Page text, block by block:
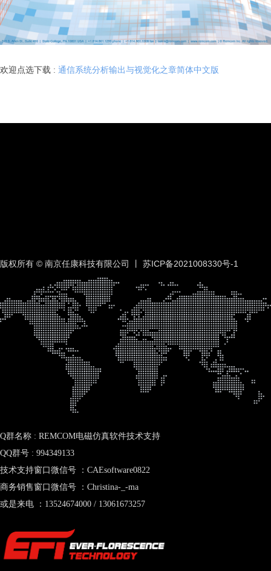
欢迎点选下载 : 通信系统分析输出与视觉化之章简体中文版
版权所有 © 南京任康科技有限公司 丨 苏ICP备2021008330号-1
Q群名称 : REMCOM电磁仿真软件技术支持
QQ群号 : 994349133
技术支持窗口微信号 ：CAEsoftware0822
商务销售窗口微信号 ：Christina-_-ma
或是来电 ：13524674000 / 13061673257